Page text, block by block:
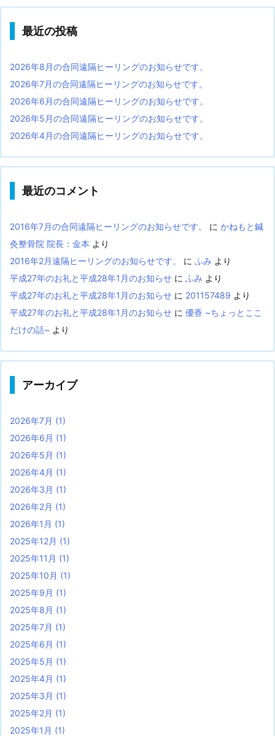
最近の投稿
2026年8月の合同遠隔ヒーリングのお知らせです。
2026年7月の合同遠隔ヒーリングのお知らせです。
2026年6月の合同遠隔ヒーリングのお知らせです。
2026年5月の合同遠隔ヒーリングのお知らせです。
2026年4月の合同遠隔ヒーリングのお知らせです。
最近のコメント
2016年7月の合同遠隔ヒーリングのお知らせです。 に かねもと鍼
灸整骨院 院長：金本 より
2016年2月遠隔ヒーリングのお知らせです。
に ふみ より
平成27年のお礼と平成28年1月のお知らせ に ふみ より
平成27年のお礼と平成28年1月のお知らせ に 201157489 より
平成27年のお礼と平成28年1月のお知らせ に 優香 ~ちょっとここ
だけの話~ より
アーカイブ
2026年7月 (1)
2026年6月 (1)
2026年5月 (1)
2026年4月 (1)
2026年3月 (1)
2026年2月 (1)
2026年1月 (1)
2025年12月 (1)
2025年11月 (1)
2025年10月 (1)
2025年9月 (1)
2025年8月 (1)
2025年7月 (1)
2025年6月 (1)
2025年5月 (1)
2025年4月 (1)
2025年3月 (1)
2025年2月 (1)
2025年1月 (1)